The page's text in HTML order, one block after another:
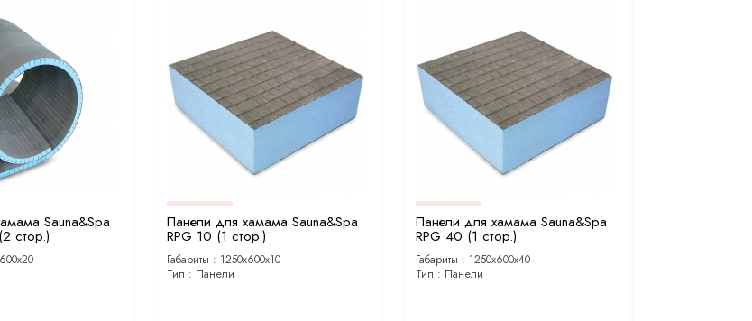
Sauna&Spa
стор.)
Панели для хамама Sauna&Spa
RPG 10 (1 стор.)
Габариты : 1250х600х10
Тип : Панели
Панели для хамама Sauna&Spa
RPG 40 (1 стор.)
Габариты : 1250х600х40
Тип : Панели